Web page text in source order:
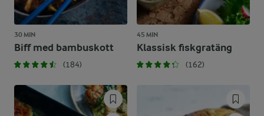
30 MIN
Biff med bambuskott
(184)
45 MIN
Klassisk fiskgratäng
(162)